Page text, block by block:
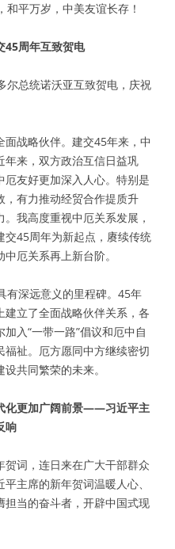
平万岁，中美友谊长存！
45周年互致贺电
尔总统诺沃亚互致贺电，庆祝
战略伙伴。建交45年来，中
年来，双方政治互信日益巩
友好更加深入人心。特别是
，有力推动经贸合作提质升
我高度重视中厄关系发展，
交45周年为新起点，赓续传统
厄关系再上新台阶。
有深远意义的里程碑。45年
立了全面战略伙伴关系，各
入“一带一路”倡议和厄中自
祉。厄方愿同中方继续密切
共同繁荣的未来。
化更加广阔前景——习近平主
响
词，连日来在广大干部群众
主席的新年贺词温暖人心、
当的奋斗者，开辟中国式现